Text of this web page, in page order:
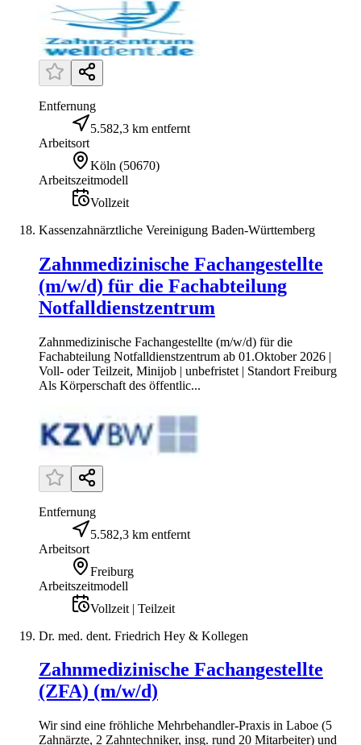
Entfernung
5.582,3 km entfernt
Arbeitsort
Köln (50670)
Arbeitszeitmodell
Vollzeit
Kassenzahnärztliche Vereinigung Baden-Württemberg
Zahnmedizinische Fachangestellte
(m/w/d) für die Fachabteilung
Notfalldienstzentrum
Zahnmedizinische Fachangestellte (m/w/d) für die
Fachabteilung Notfalldienstzentrum ab 01.Oktober 2026 |
Voll- oder Teilzeit, Minijob | unbefristet | Standort Freiburg
Als Körperschaft des öffentlic...
Entfernung
5.582,3 km entfernt
Arbeitsort
Freiburg
Arbeitszeitmodell
Vollzeit | Teilzeit
Dr. med. dent. Friedrich Hey & Kollegen
Zahnmedizinische Fachangestellte
(ZFA) (m/w/d)
Wir sind eine fröhliche Mehrbehandler-Praxis in Laboe (5
Zahnärzte, 2 Zahntechniker, insg. rund 20 Mitarbeiter) und